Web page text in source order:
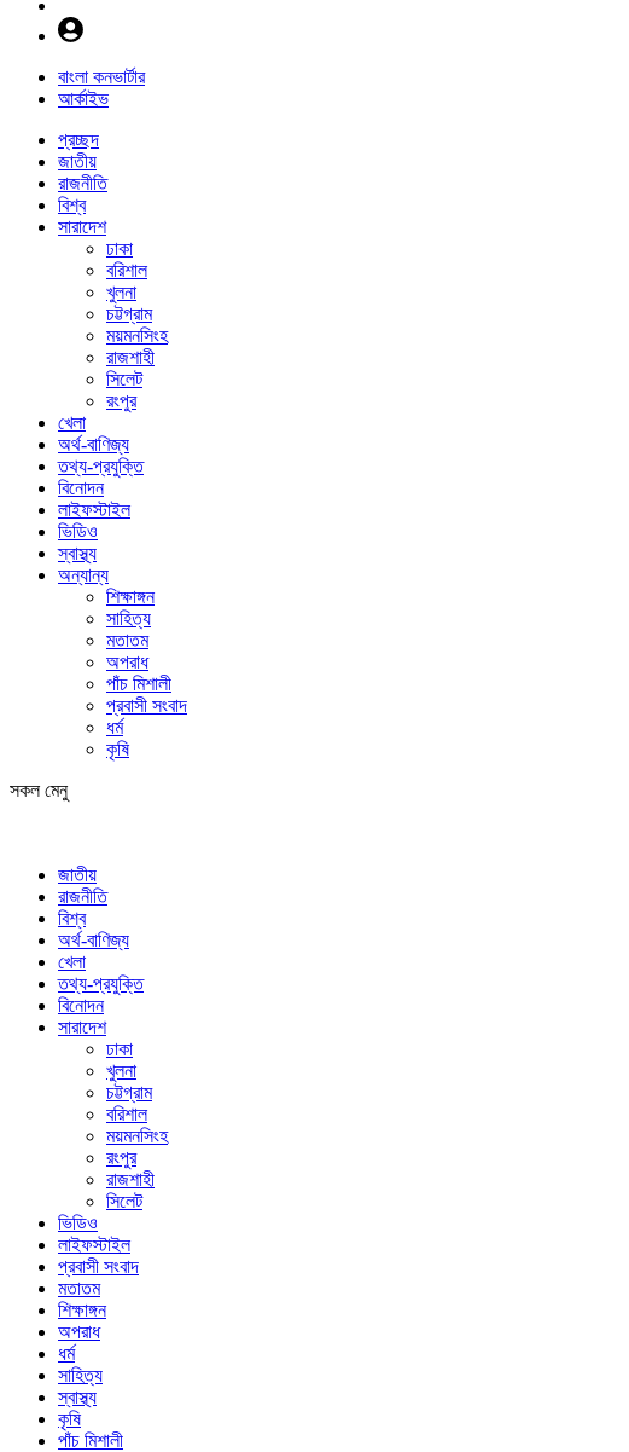
বাংলা কনভার্টার
আর্কাইভ
প্রচ্ছদ
জাতীয়
রাজনীতি
বিশ্ব
সারাদেশ
ঢাকা
বরিশাল
খুলনা
চট্টগ্রাম
ময়মনসিংহ
রাজশাহী
সিলেট
রংপুর
খেলা
অর্থ-বাণিজ্য
তথ্য-প্রযুক্তি
বিনোদন
লাইফস্টাইল
ভিডিও
স্বাস্থ্য
অন্যান্য
শিক্ষাঙ্গন
সাহিত্য
মতাতম
অপরাধ
পাঁচ মিশালী
প্রবাসী সংবাদ
ধর্ম
কৃষি
সকল মেনু
জাতীয়
রাজনীতি
বিশ্ব
অর্থ-বাণিজ্য
খেলা
তথ্য-প্রযুক্তি
বিনোদন
সারাদেশ
ঢাকা
খুলনা
চট্টগ্রাম
বরিশাল
ময়মনসিংহ
রংপুর
রাজশাহী
সিলেট
ভিডিও
লাইফস্টাইল
প্রবাসী সংবাদ
মতাতম
শিক্ষাঙ্গন
অপরাধ
ধর্ম
সাহিত্য
স্বাস্থ্য
কৃষি
পাঁচ মিশালী